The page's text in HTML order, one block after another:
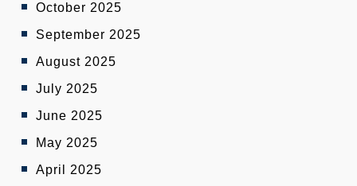
October 2025
September 2025
August 2025
July 2025
June 2025
May 2025
April 2025